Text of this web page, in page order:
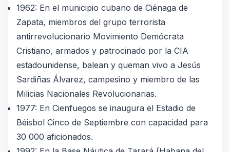
1962: En el municipio cubano de Ciénaga de
Zapata, miembros del grupo terrorista
antirrevolucionario Movimiento Demócrata
Cristiano, armados y patrocinado por la CIA
estadounidense, balean y queman vivo a Jesús
Sardiñas Álvarez, campesino y miembro de las
Milicias Nacionales Revolucionarias.
1977: En Cienfuegos se inaugura el Estadio de
Béisbol Cinco de Septiembre con capacidad para
30 000 aficionados.